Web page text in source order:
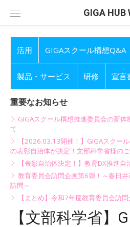
GIGA HUB
活用 GIGAスクール構想Q&A
製品・サービス 研修 宣言
重要なお知らせ
GIGAスクール構想推進委員会の新
て
【2026.03.13開催！】GIGAスクー
の表彰自治体が決定！文部科学省様の
【表彰自治体決定！】教育DX推進
教育委員会訪問企画第6弾！～春日
訪問～
【まとめ】令和7年度教育委員会訪
【文部科学省】